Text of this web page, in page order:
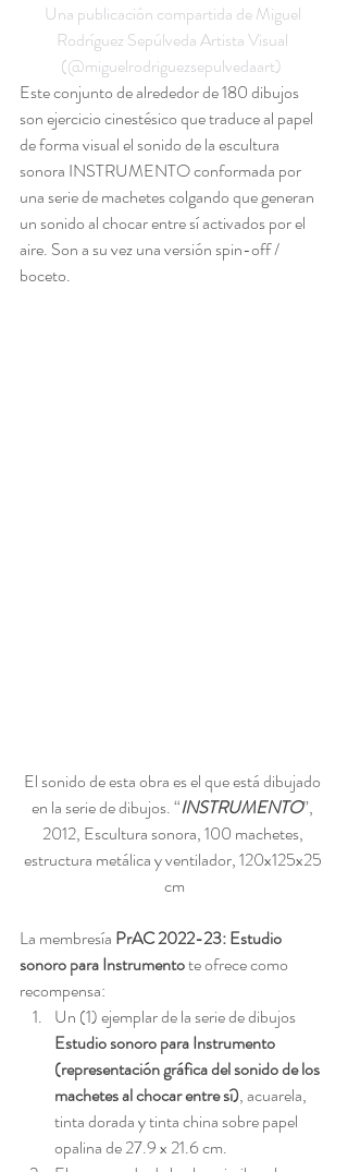
Una publicación compartida de Miguel
Rodríguez Sepúlveda Artista Visual
(@miguelrodriguezsepulvedaart)
Este conjunto de alrededor de 180 dibujos
son ejercicio cinestésico que traduce al papel
de forma visual el sonido de la escultura
sonora INSTRUMENTO conformada por
una serie de machetes colgando que generan
un sonido al chocar entre sí activados por el
aire. Son a su vez una versión spin-off /
boceto.
El sonido de esta obra es el que está dibujado
en la serie de dibujos. “INSTRUMENTO”,
2012, Escultura sonora, 100 machetes,
estructura metálica y ventilador, 120x125x25
cm
La membresía PrAC 2022-23: Estudio
sonoro para Instrumento te ofrece como
recompensa:
Un (1) ejemplar de la serie de dibujos
Estudio sonoro para Instrumento
(representación gráfica del sonido de los
machetes al chocar entre sí), acuarela,
tinta dorada y tinta china sobre papel
opalina de 27.9 x 21.6 cm.